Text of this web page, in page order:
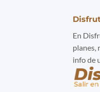
En
planes,
info de